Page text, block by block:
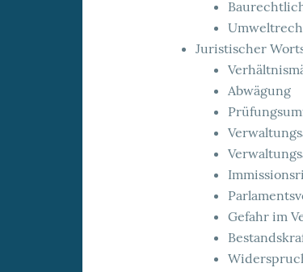
Juristischer
Abwägung
Gefahr im